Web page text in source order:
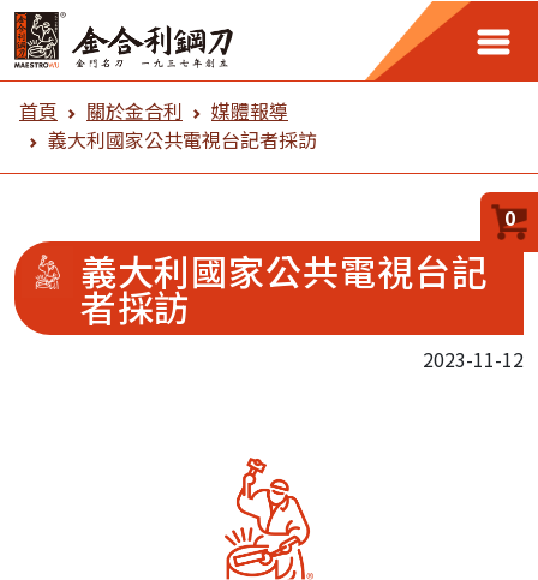
0
金合利鋼刀 媒體報導
首頁 關於金合利
媒體報導
義大利國家公共電視台記者採訪
義大利國家公共電視台記
者採訪
2023-11-12